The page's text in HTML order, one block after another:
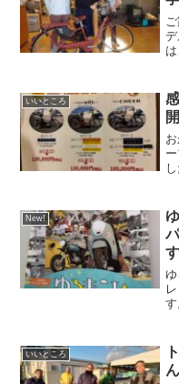
いいところ
New!
いいところ